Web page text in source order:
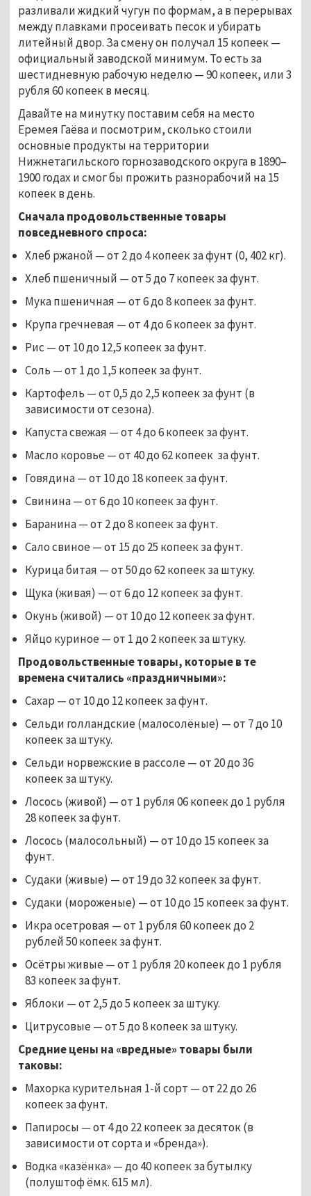
разливали жидкий чугун по формам, а в перерывах
между плавками просеивать песок и убирать
литейный двор. За смену он получал 15 копеек —
официальный заводской минимум. То есть за
шестидневную рабочую неделю — 90 копеек, или 3
рубля 60 копеек в месяц.
Давайте на минутку поставим себя на место
Еремея Гаёва и посмотрим, сколько стоили
основные продукты на территории
Нижнетагильского горнозаводского округа в 1890–
1900 годах и смог бы прожить разнорабочий на 15
копеек в день.
Сначала продовольственные товары
повседневного спроса:
Хлеб ржаной — от 2 до 4 копеек за фунт (0, 402 кг).
Хлеб пшеничный — от 5 до 7 копеек за фунт.
Мука пшеничная — от 6 до 8 копеек за фунт.
Крупа гречневая — от 4 до 6 копеек за фунт.
Рис — от 10 до 12,5 копеек за фунт.
Соль — от 1 до 1,5 копеек за фунт.
Картофель — от 0,5 до 2,5 копеек за фунт (в
зависимости от сезона).
Капуста свежая — от 4 до 6 копеек за фунт.
Масло коровье — от 40 до 62 копеек за фунт.
Говядина — от 10 до 18 копеек за фунт.
Свинина — от 6 до 10 копеек за фунт.
Баранина — от 2 до 8 копеек за фунт.
Сало свиное — от 15 до 25 копеек за фунт.
Курица битая — от 50 до 62 копеек за штуку.
Щука (живая) — от 6 до 12 копеек за фунт.
Окунь (живой) — от 10 до 12 копеек за фунт.
Яйцо куриное — от 1 до 2 копеек за штуку.
Продовольственные товары, которые в те
времена считались «праздничными»:
Сахар — от 10 до 12 копеек за фунт.
Сельди голландские (малосолёные) — от 7 до 10
копеек за штуку.
Сельди норвежские в рассоле — от 20 до 36
копеек за штуку.
Лосось (живой) — от 1 рубля 06 копеек до 1 рубля
28 копеек за фунт.
Лосось (малосольный) — от 10 до 15 копеек за
фунт.
Судаки (живые) — от 19 до 32 копеек за фунт.
Судаки (мороженые) — от 10 до 15 копеек за фунт.
Икра осетровая — от 1 рубля 60 копеек до 2
рублей 50 копеек за фунт.
Осётры живые — от 1 рубля 20 копеек до 1 рубля
83 копеек за фунт.
Яблоки — от 2,5 до 5 копеек за штуку.
Цитрусовые — от 5 до 8 копеек за штуку.
Средние цены на «вредные» товары были
таковы:
Махорка курительная 1-й сорт — от 22 до 26
копеек за фунт.
Папиросы — от 4 до 22 копеек за десяток (в
зависимости от сорта и «бренда»).
Водка «казёнка» — до 40 копеек за бутылку
(полуштоф ёмк. 615 мл).